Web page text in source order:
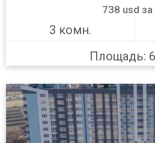
738 usd
3 комн.
Площадь: